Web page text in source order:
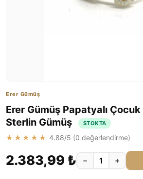
Erer Gümüş
Erer Gümüş Papatyalı
Sterlin Gümüş
STOKTA
★★★★★ 4.88/5 (0 değerlendirme)
2.383,99 ₺ − +